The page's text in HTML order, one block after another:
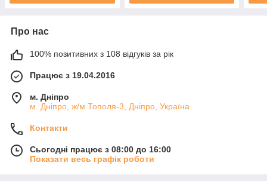
Про нас
100% позитивних з 108 відгуків за рік
Працює з 19.04.2016
м. Дніпро
м. Дніпро, ж/м Тополя-3, Дніпро, Україна
Контакти
Сьогодні працює з 08:00 до 16:00
Показати весь графік роботи